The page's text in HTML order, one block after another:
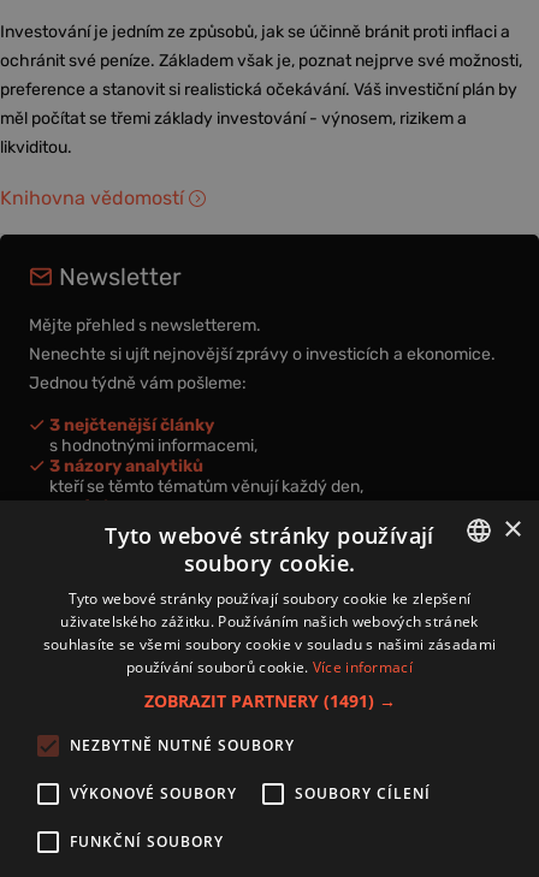
Investování je jedním ze způsobů, jak se účinně bránit proti inflaci a
ochránit své peníze. Základem však je, poznat nejprve své možnosti,
preference a stanovit si realistická očekávání. Váš investiční plán by
měl počítat se třemi základy investování - výnosem, rizikem a
likviditou.
Knihovna vědomostí
Newsletter
Mějte přehled s newsletterem.
Nenechte si ujít nejnovější zprávy o investicích a ekonomice.
Jednou týdně vám pošleme:
3 nejčtenější články
s hodnotnými informacemi,
3 názory analytiků
kteří se těmto tématům věnují každý den,
nová videa a podcasty
k prohloubení vašich znalostí.
Přihlášením k newsletteru vyjadřujete svůj souhlas spodmínkami
zpracování osobních údajů.
Zásady používání souborů cookies
Autoři
Nastavení cookies
CZECH
×
Tyto webové stránky používají
soubory cookie.
Tyto webové stránky používají soubory cookie ke zlepšení
uživatelského zážitku. Používáním našich webových stránek
souhlasíte se všemi soubory cookie v souladu s našimi zásadami
používání souborů cookie. Více informací
ZOBRAZIT PARTNERY (1491) →
NEZBYTNĚ NUTNÉ SOUBORY
VÝKONOVÉ SOUBORY SOUBORY CÍLENÍ
FUNKČNÍ SOUBORY